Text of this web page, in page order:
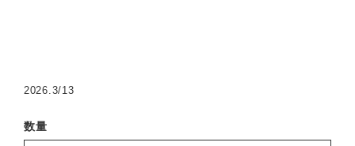
2026.3/13
数量